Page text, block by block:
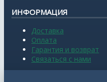
ИНФОРМАЦИЯ
Доставка
Оплата
Гарантия и возврат
Связаться с нами